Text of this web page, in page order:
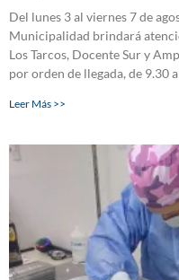
Del lunes 3 al viernes 7 de
Municipalidad brindará
Los Tarcos, Docente Sur y
por orden de llegada, de 9.30
Leer Más >>